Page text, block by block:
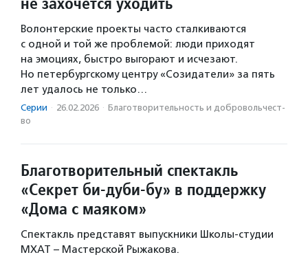
Волонтерские проекты часто сталкиваются
с одной и той же проблемой: люди приходят
на эмоциях, быстро выгорают и исчезают.
Но петербургскому центру «Созидатели» за пять
лет удалось не только…
Серии · 26.02.2026 · Благотвори­тель­ность и доброволь­чест­
во
Благотворительный спектакль
«Секрет би-дуби-бу» в поддержку
«Дома с маяком»
Спектакль представят выпускники Школы-студии
МХАТ – Мастерской Рыжакова.